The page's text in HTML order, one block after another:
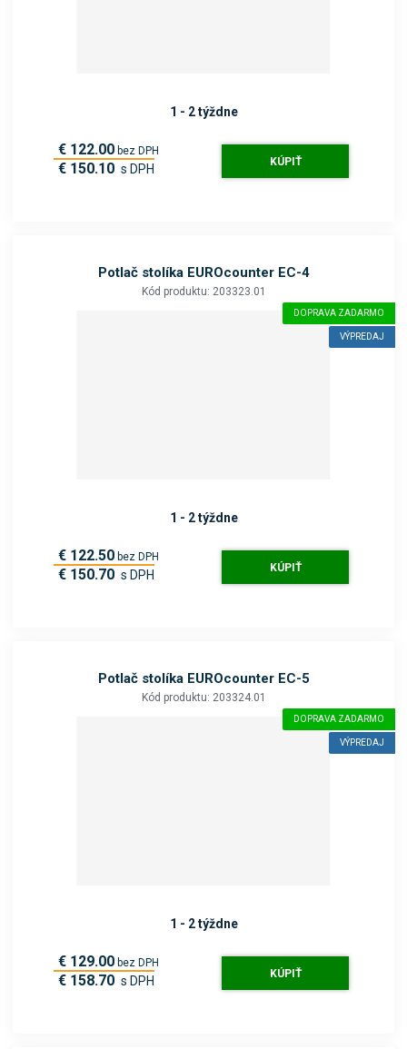
1 - 2 týždne
€ 122.00 bez DPH
€ 150.10 s DPH KÚPIŤ
Potlač stolíka EUROcounter EC-4
Kód produktu: 203323.01
DOPRAVA ZADARMO
VÝPREDAJ
1 - 2 týždne
€ 122.50 bez DPH
€ 150.70 s DPH KÚPIŤ
Potlač stolíka EUROcounter EC-5
Kód produktu: 203324.01
DOPRAVA ZADARMO
VÝPREDAJ
1 - 2 týždne
€ 129.00 bez DPH
€ 158.70 s DPH KÚPIŤ